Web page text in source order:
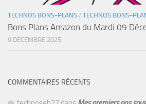
TECHNOS BONS-PLANS / TECHNOS BONS-
Bons Plans Amazon du Mardi 09
9 DÉCEMBRE 2025
COMMENTAIRES RÉCENTS